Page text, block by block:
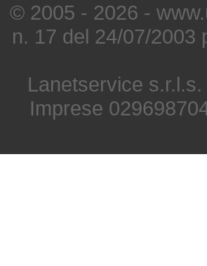
© 2005 - 2026 -
n. 17 del 24/07/
Lanetservice
Imprese